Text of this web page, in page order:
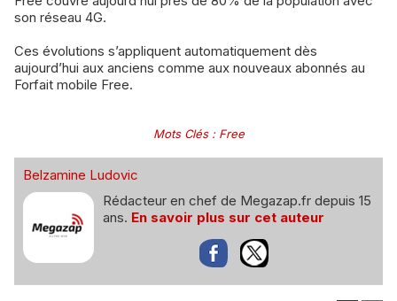
son réseau 4G.
Ces évolutions s’appliquent automatiquement dès
aujourd’hui aux anciens comme aux nouveaux abonnés au
Forfait mobile Free.
Mots Clés: Free
Belzamine Ludovic
Rédacteur en chef de Megazap.fr depuis 15
ans. En savoir plus sur cet auteur